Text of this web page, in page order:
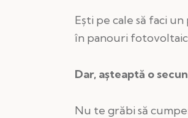
Ești pe cale să faci
în panouri
Dar, așteaptă o
Nu te grăbi să